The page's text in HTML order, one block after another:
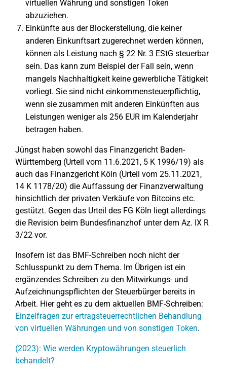
virtuellen Währung und sonstigen Token
abzuziehen.
Einkünfte aus der Blockerstellung, die keiner
anderen Einkunftsart zugerechnet werden können,
können als Leistung nach § 22 Nr. 3 EStG steuerbar
sein. Das kann zum Beispiel der Fall sein, wenn
mangels Nachhaltigkeit keine gewerbliche Tätigkeit
vorliegt. Sie sind nicht einkommensteuerpflichtig,
wenn sie zusammen mit anderen Einkünften aus
Leistungen weniger als 256 EUR im Kalenderjahr
betragen haben.
Jüngst haben sowohl das Finanzgericht Baden-
Württemberg (Urteil vom 11.6.2021, 5 K 1996/19) als
auch das Finanzgericht Köln (Urteil vom 25.11.2021,
14 K 1178/20) die Auffassung der Finanzverwaltung
hinsichtlich der privaten Verkäufe von Bitcoins etc.
gestützt. Gegen das Urteil des FG Köln liegt allerdings
die Revision beim Bundesfinanzhof unter dem Az. IX R
3/22 vor.
Insofern ist das BMF-Schreiben noch nicht der
Schlusspunkt zu dem Thema. Im Übrigen ist ein
ergänzendes Schreiben zu den Mitwirkungs- und
Aufzeichnungspflichten der Steuerbürger bereits in
Arbeit. Hier geht es zu dem aktuellen BMF-Schreiben:
Einzelfragen zur ertragsteuerrechtlichen Behandlung
von virtuellen Währungen und von sonstigen Token.
(2023): Wie werden Kryptowährungen steuerlich
behandelt?